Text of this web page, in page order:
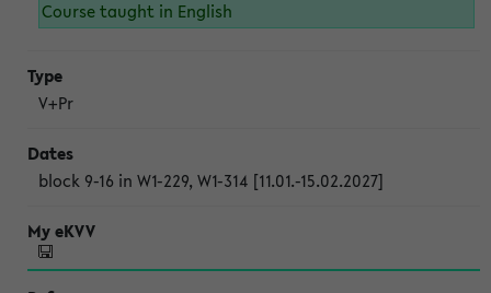
Course taught in English
V+Pr
block 9-16 in W1-229, W1-314 [11.01.-15.02.2027]